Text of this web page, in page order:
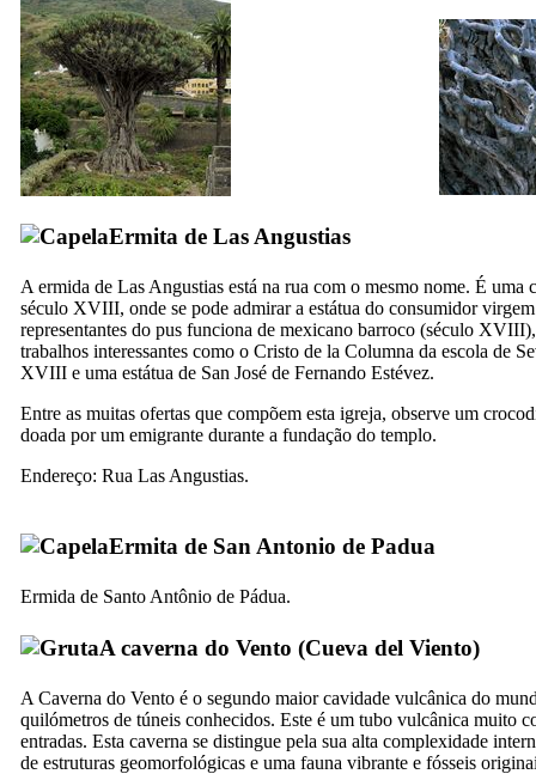
Ermita de Las Angustias
A ermida de Las Angustias está na rua com o mesmo nome. É uma
século XVIII, onde se pode admirar a estátua do consumidor
representantes do pus funciona de mexicano barroco (século XVIII),
trabalhos interessantes como o Cristo de la Columna da escola de
XVIII e uma estátua de San José de Fernando Estévez.
Entre as muitas ofertas que compõem esta igreja, observe um
doada por um emigrante durante a fundação do templo.
Endereço: Rua Las Angustias.
Ermita de San Antonio de Padua
Ermida de Santo Antônio de Pádua.
A caverna do Vento (Cueva del Viento)
A Caverna do Vento é o segundo maior cavidade vulcânica do
quilómetros de túneis conhecidos. Este é um tubo vulcânica muito
entradas. Esta caverna se distingue pela sua alta complexidade
de estruturas geomorfológicas e uma fauna vibrante e fósseis